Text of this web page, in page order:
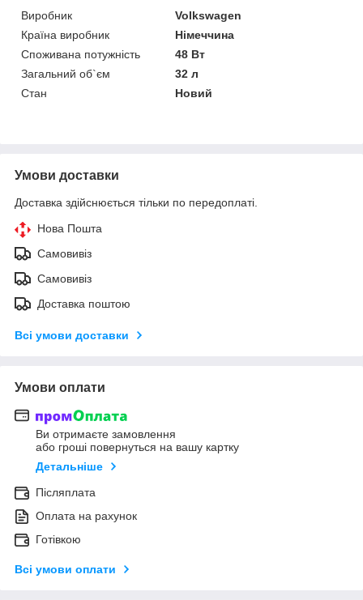
Виробник
Volkswagen
Країна виробник
Німеччина
Споживана потужність
48 Вт
Загальний об`єм
32 л
Стан
Новий
Умови доставки
Доставка здійснюється тільки по передоплаті.
Нова Пошта
Самовивіз
Самовивіз
Доставка поштою
Всі умови доставки
Умови оплати
Ви отримаєте замовлення
або гроші повернуться на вашу картку
Детальніше
Післяплата
Оплата на рахунок
Готівкою
Всі умови оплати